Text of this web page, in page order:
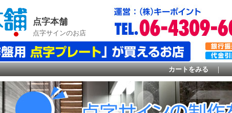
点字本舗
点字サインのお店
カートをみる ｜